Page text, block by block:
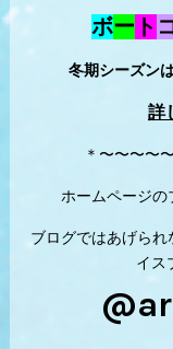
ボー ト
冬期シーズン
詳
＊〜〜〜〜
ホームページの
ブログではあげら
イス